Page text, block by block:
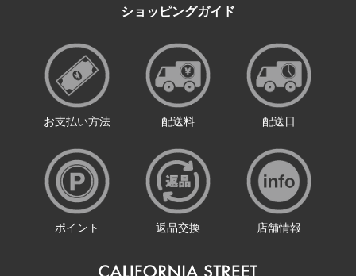
ショッピングガイド
お支払い方法 配送料 配送日
ポイント 返品交換 店舗情報